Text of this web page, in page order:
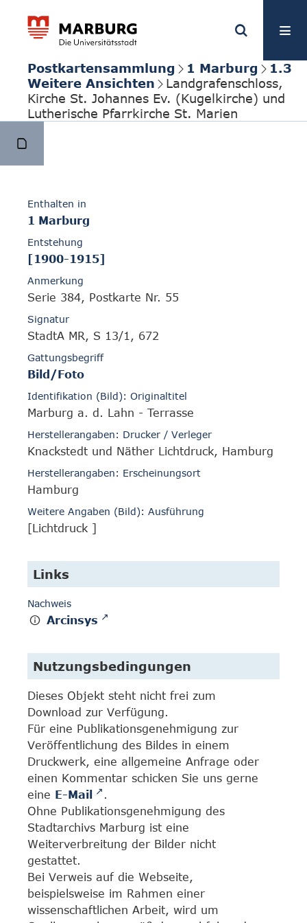
Postkartensammlung 1 Marburg
1.3
Weitere Ansichten
Landgrafenschloss,
Kirche St. Johannes Ev. (Kugelkirche) und
Lutherische Pfarrkirche St. Marien
Enthalten in
1 Marburg
Entstehung
[1900-1915]
Anmerkung
Serie 384, Postkarte Nr. 55
Signatur
StadtA MR, S 13/1, 672
Gattungsbegriff
Bild/Foto
Identifikation (Bild): Originaltitel
Marburg a. d. Lahn - Terrasse
Herstellerangaben: Drucker / Verleger
Knackstedt und Näther Lichtdruck, Hamburg
Herstellerangaben: Erscheinungsort
Hamburg
Weitere Angaben (Bild): Ausführung
[Lichtdruck ]
Links
Nachweis
Arcinsys
Nutzungsbedingungen
Dieses Objekt steht nicht frei zum
Download zur Verfügung.
Für eine Publikationsgenehmigung zur
Veröffentlichung des Bildes in einem
Druckwerk, eine allgemeine Anfrage oder
einen Kommentar schicken Sie uns gerne
eine E-Mail
.
Ohne Publikationsgenehmigung des
Stadtarchivs Marburg ist eine
Weiterverbreitung der Bilder nicht
gestattet.
Bei Verweis auf die Webseite,
beispielsweise im Rahmen einer
wissenschaftlichen Arbeit, wird um